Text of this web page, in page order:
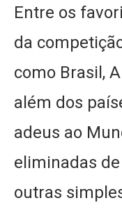
Entre os
da
como Brasil,
além dos
adeus ao
eliminadas
outras